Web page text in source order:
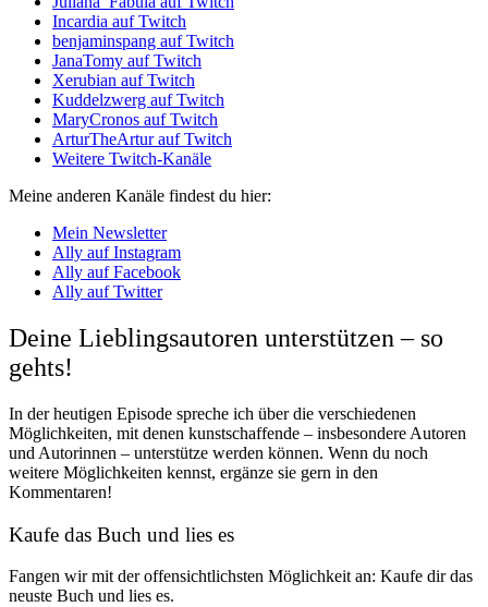
Incardia auf Twitch
benjaminspang auf Twitch
JanaTomy auf Twitch
Xerubian auf Twitch
Kuddelzwerg auf Twitch
MaryCronos auf Twitch
ArturTheArtur auf Twitch
Weitere Twitch-Kanäle
Meine anderen Kanäle findest du hier:
Mein Newsletter
Ally auf Instagram
Ally auf Facebook
Ally auf Twitter
Deine Lieblingsautoren unterstützen – so
gehts!
In der heutigen Episode spreche ich über die verschiedenen
Möglichkeiten, mit denen kunstschaffende – insbesondere Autoren
und Autorinnen – unterstütze werden können. Wenn du noch
weitere Möglichkeiten kennst, ergänze sie gern in den
Kommentaren!
Kaufe das Buch und lies es
Fangen wir mit der offensichtlichsten Möglichkeit an: Kaufe dir das
neuste Buch und lies es.